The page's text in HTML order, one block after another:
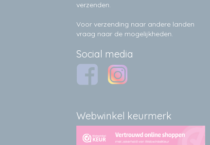
verzenden.
Voor verzending naar andere landen
vraag naar de mogelijkheden.
Social media
Webwinkel keurmerk